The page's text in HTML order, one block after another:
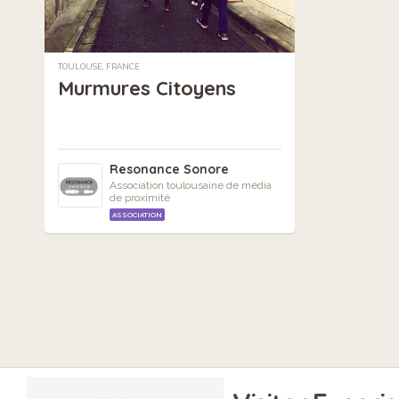
TOULOUSE, FRANCE
Murmures Citoyens
Resonance Sonore
Association toulousaine de média
de proximité
ASSOCIATION